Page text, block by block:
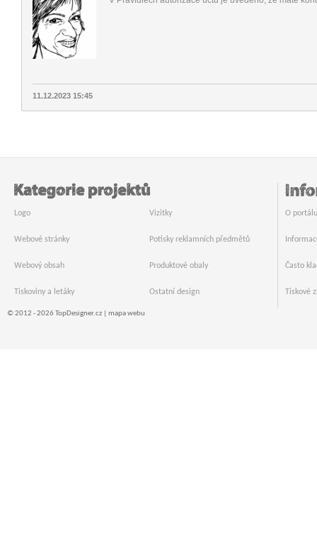
11.12.2023 15:45
Logo
Webové stránky
Webový obsah
Tiskoviny a letáky
Vizitky
Potisky reklamních předmětů
Produktové obaly
Ostatní design
O portálu
Často
Tiskové
© 2012 - 2026 TopDesigner.cz | mapa webu